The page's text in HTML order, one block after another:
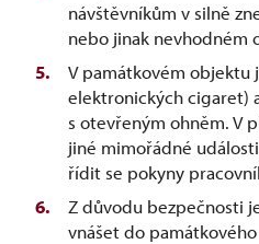
návštěvníkům v silně
nebo jinak nevhodném
V památkovém objektu
elektronických cigaret)
s otevřeným ohněm. V
jiné mimořádné
řídit se pokyny
Z důvodu bezpečnosti
vnášet do